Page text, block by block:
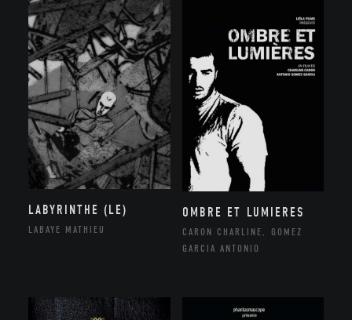
LABYRINTHE (LE)
LABAYE MATHIEU
OMBRE ET LUMIERES
CARON CHARLINE, GOMEZ
GARCIA ANTONIO